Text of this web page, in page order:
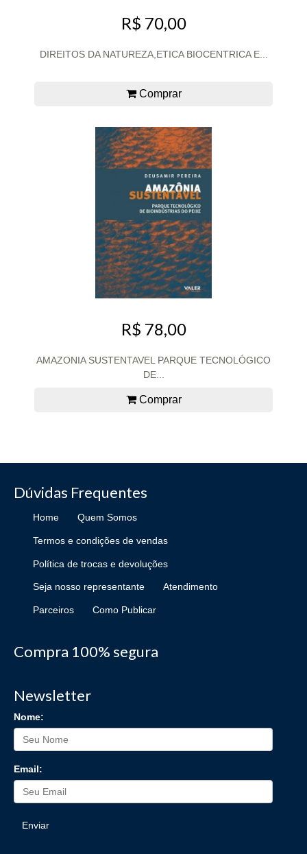
R$ 70,00
DIREITOS DA NATUREZA,ETICA BIOCENTRICA E...
Comprar
R$ 78,00
AMAZONIA SUSTENTAVEL PARQUE TECNOLÓGICO
DE...
Comprar
Dúvidas Frequentes
Home Quem Somos
Termos e condições de vendas
Política de trocas e devoluções
Seja nosso representante Atendimento
Parceiros Como Publicar
Compra 100% segura
Newsletter
Nome:
Email:
Enviar